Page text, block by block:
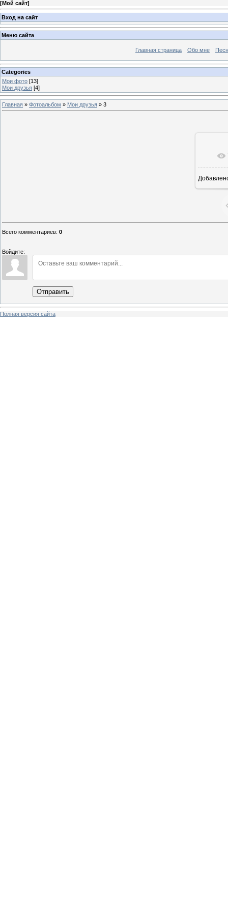
[Мой сайт]
Вход на сайт
Меню сайта
Главная страница Обо мне
Categories
Мои фото [13]
Мои друзья [4]
Главная » Фотоальбом » Мои друзья » 3
Всего комментариев: 0
Войдите:
Отправить
Полная версия сайта